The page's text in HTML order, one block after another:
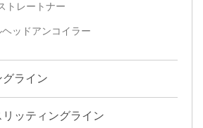
トレートナー
ッドアンコイラー
ライン
ッティングライン